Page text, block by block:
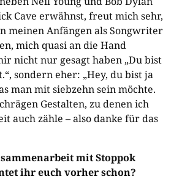
Cave erwähnst, freut mich sehr,
meinen Anfängen als Songwriter
mich quasi an die Hand
nicht nur gesagt haben „Du bist
sondern eher: „Hey, du bist ja
man mit siebzehn sein möchte.
Gestalten, zu denen ich
auch zähle – also danke für das
mit Stoppok
ihr euch vorher schon?